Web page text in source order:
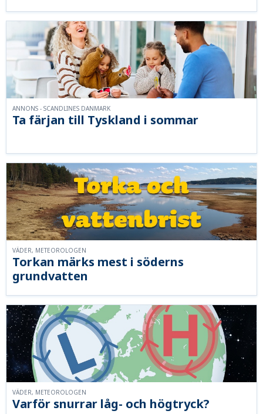
Ta färjan till Tyskland i sommar
ANNONS - SCANDLINES DANMARK
Torkan märks mest i söderns
grundvatten
VÄDER, METEOROLOGEN
Varför snurrar låg- och högtryck?
VÄDER, METEOROLOGEN